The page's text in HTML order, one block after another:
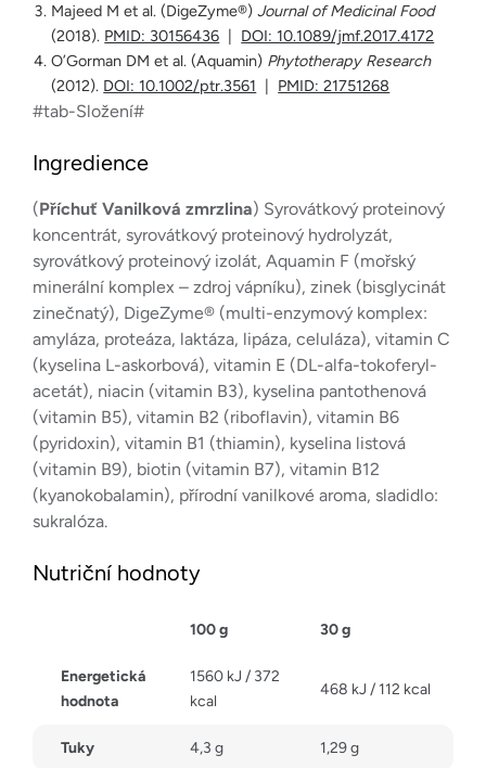
Majeed M et al. (DigeZyme®)Journal of Medicinal Food
(2018). PMID: 30156436
DOI: 10.1089/jmf.2017.4172
O’Gorman DM et al. (Aquamin) Phytotherapy Research
(2012). DOI: 10.1002/ptr.3561 PMID: 21751268
#tab-Složení#
Ingredience
(Příchuť Vanilková zmrzlina) Syrovátkový proteinový
koncentrát, syrovátkový proteinový hydrolyzát,
syrovátkový proteinový izolát, Aquamin F (mořský
minerální komplex – zdroj vápníku), zinek (bisglycinát
zinečnatý), DigeZyme® (multi-enzymový komplex:
amyláza, proteáza, laktáza, lipáza, celuláza), vitamin C
(kyselina L-askorbová), vitamin E (DL-alfa-tokoferyl-
acetát), niacin (vitamin B3), kyselina pantothenová
(vitamin B5), vitamin B2 (riboflavin), vitamin B6
(pyridoxin), vitamin B1 (thiamin), kyselina listová
(vitamin B9), biotin (vitamin B7), vitamin B12
(kyanokobalamin), přírodní vanilkové aroma, sladidlo:
sukralóza.
Nutriční hodnoty
100 g 30 g
Energetická
hodnota
1560 kJ / 372
kcal
468 kJ / 112 kcal
Tuky 4,3 g 1,29 g